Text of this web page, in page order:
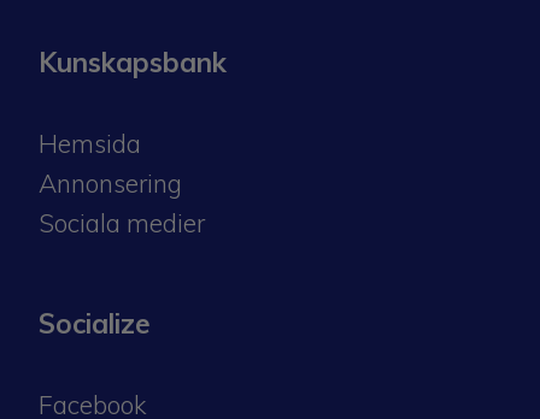
Kunskapsbank
Hemsida
Annonsering
Sociala medier
Socialize
Facebook